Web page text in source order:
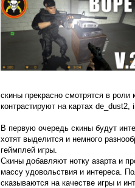
скины прекрасно смотрятся в роли
контрастируют на картах de_dust2,
В первую очередь скины будут
хотят выделится и немного
геймплей игры.
Скины добавляют нотку азарта и
массу удовольствия и интереса.
сказываются на качестве игры и